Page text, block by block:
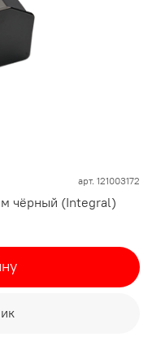
арт. 121003172
чёрный (Integral)